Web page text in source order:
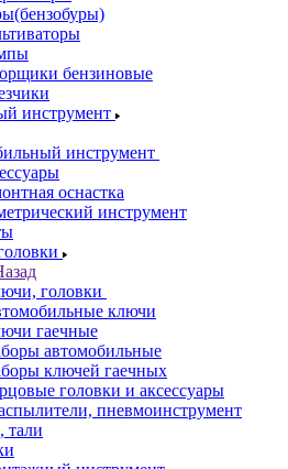
бензиновые
инструмент
инструмент
оснастка
инструмент
головки
ключи
гаечные
автомобильные
ключей гаечных
головки и аксессуары
пневмоинструмент
тали